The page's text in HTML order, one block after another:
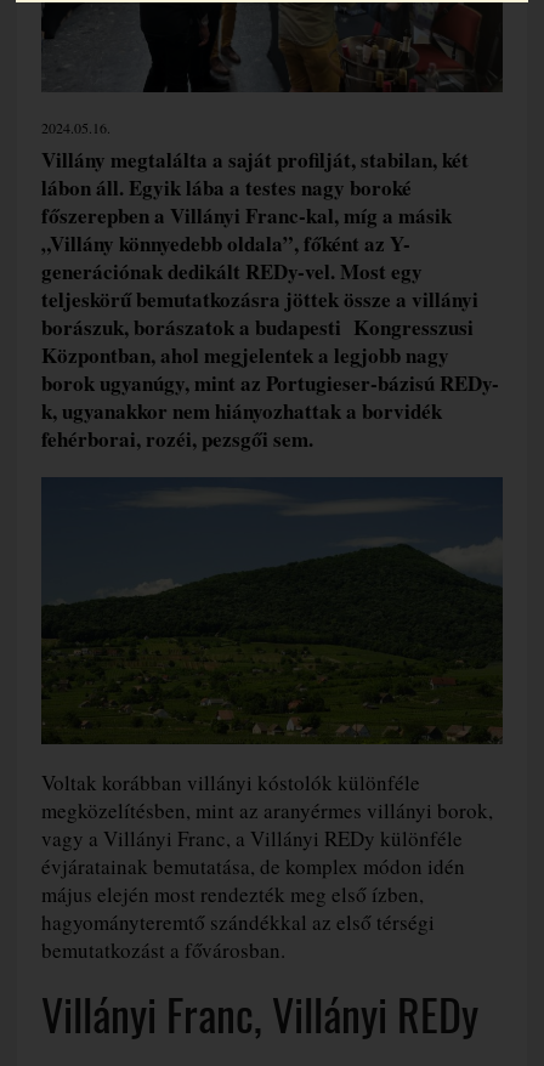
2024.05.16.
Villány megtalálta a saját profilját, stabilan, két
lábon áll. Egyik lába a testes nagy boroké
főszerepben a Villányi Franc-kal, míg a másik
„Villány könnyedebb oldala”, főként az Y-
generációnak dedikált REDy-vel. Most egy
teljeskörű bemutatkozásra jöttek össze a villányi
borászuk, borászatok a budapesti Kongresszusi
Központban, ahol megjelentek a legjobb nagy
borok ugyanúgy, mint az Portugieser-bázisú REDy-
k, ugyanakkor nem hiányozhattak a borvidék
fehérborai, rozéi, pezsgői sem.
Voltak korábban villányi kóstolók különféle
megközelítésben, mint az aranyérmes villányi borok,
vagy a Villányi Franc, a Villányi REDy különféle
évjáratainak bemutatása, de komplex módon idén
május elején most rendezték meg első ízben,
hagyományteremtő szándékkal az első térségi
bemutatkozást a fővárosban.
Villányi Franc, Villányi REDy